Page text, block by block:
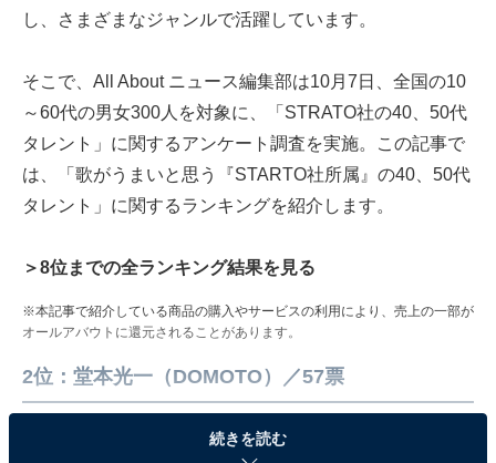
し、さまざまなジャンルで活躍しています。
そこで、All About ニュース編集部は10月7日、全国の10
～60代の男女300人を対象に、「STRATO社の40、50代
タレント」に関するアンケート調査を実施。この記事で
は、「歌がうまいと思う『STARTO社所属』の40、50代
タレント」に関するランキングを紹介します。
＞8位までの全ランキング結果を見る
※本記事で紹介している商品の購入やサービスの利用により、売上の一部が
オールアバウトに還元されることがあります。
2位：堂本光一（DOMOTO）／57票
続きを読む